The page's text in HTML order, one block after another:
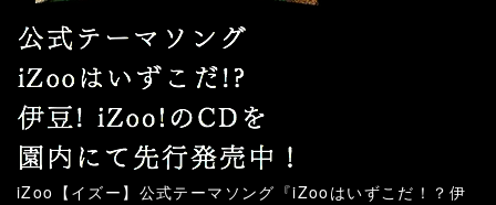
iZoo【イズー】公式テーマソング『iZooはいずこだ！？伊